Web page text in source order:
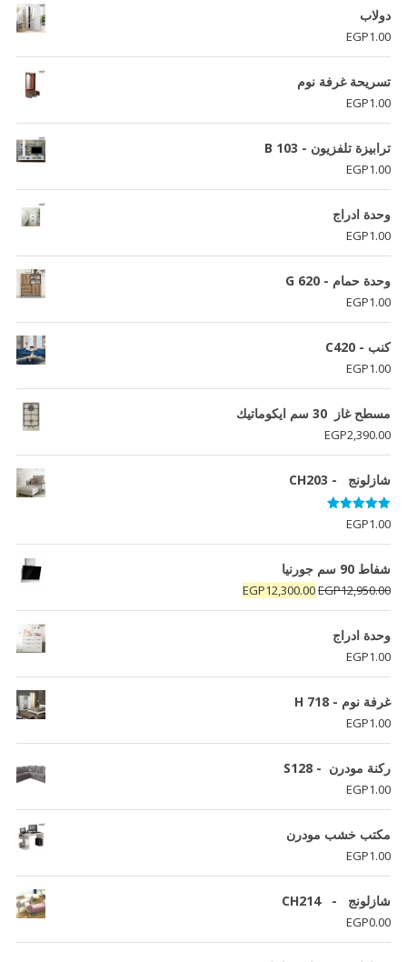
دولاب
EGP1.00
تسريحة غرفة نوم
EGP1.00
ترابيزة تلفزيون - B 103
EGP1.00
وحدة ادراج
EGP1.00
وحدة حمام - G 620
EGP1.00
كنب - C420
EGP1.00
مسطح غاز 30 سم ايكوماتيك
EGP2,390.00
شازلونج - CH203
تم التقييم
5.00
من 5
EGP1.00
شفاط 90 سم جورنيا
EGP12,950.00
السعر
الأصلي
EGP12,300.00
السعر
الحالي
وحدة ادراج
EGP1.00
غرفة نوم - H 718
EGP1.00
ركنة مودرن - S128
EGP1.00
مكتب خشب مودرن
EGP1.00
شازلونج - CH214
EGP0.00